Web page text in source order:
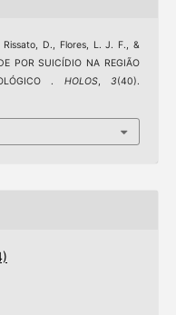
D., Flores, L. J. F., &
POR SUICÍDIO NA REGIÃO
. HOLOS,3(40).